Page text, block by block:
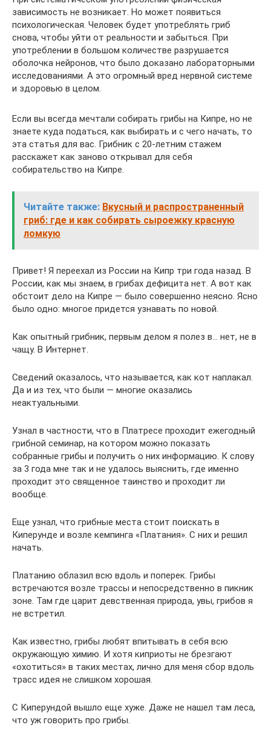
зависимость не возникает. Но может появиться
психологическая. Человек будет употреблять гриб
снова, чтобы уйти от реальности и забыться. При
употреблении в большом количестве разрушается
оболочка нейронов, что было доказано лабораторными
исследованиями. А это огромный вред нервной системе
и здоровью в целом.
Если вы всегда мечтали собирать грибы на Кипре, но не
знаете куда податься, как выбирать и с чего начать, то
эта статья для вас. Грибник с 20-летним стажем
расскажет как заново открывал для себя
собирательство на Кипре.
Читайте также: Вкусный и распространенный
гриб: где и как собирать сыроежку красную
ломкую
Привет! Я переехал из России на Кипр три года назад. В
России, как мы знаем, в грибах дефицита нет. А вот как
обстоит дело на Кипре — было совершенно неясно. Ясно
было одно: многое придется узнавать по новой.
Как опытный грибник, первым делом я полез в… нет, не в
чащу. В Интернет.
Сведений оказалось, что называется, как кот наплакал.
Да и из тех, что были — многие оказались
неактуальными.
Узнал в частности, что в Платресе проходит ежегодный
грибной семинар, на котором можно показать
собранные грибы и получить о них информацию. К слову
за 3 года мне так и не удалось выяснить, где именно
проходит это священное таинство и проходит ли
вообще.
Еще узнал, что грибные места стоит поискать в
Киперунде и возле кемпинга «Платания». С них и решил
начать.
Платанию облазил всю вдоль и поперек. Грибы
встречаются возле трассы и непосредственно в пикник
зоне. Там где царит девственная природа, увы, грибов я
не встретил.
Как известно, грибы любят впитывать в себя всю
окружающую химию. И хотя киприоты не брезгают
«охотиться» в таких местах, лично для меня сбор вдоль
трасс идея не слишком хорошая.
С Киперундой вышло еще хуже. Даже не нашел там леса,
что уж говорить про грибы.